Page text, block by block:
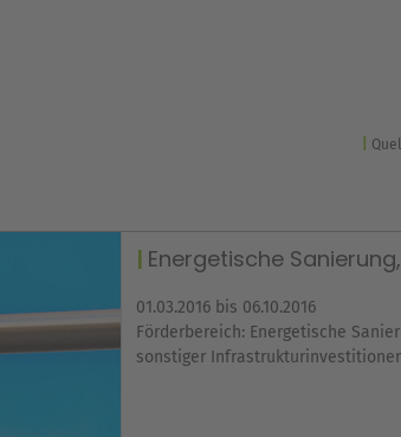
Energetische
01.03.2016 bis 06.10.2016
Förderbereich: Energetische
sonstiger